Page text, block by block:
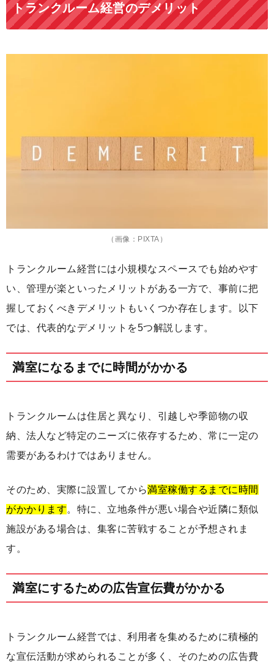
トランクルーム経営のデメリット
（画像：PIXTA）
トランクルーム経営には小規模なスペースでも始めやす
い、管理が楽といったメリットがある一方で、事前に把
握しておくべきデメリットもいくつか存在します。以下
では、代表的なデメリットを5つ解説します。
満室になるまでに時間がかかる
トランクルームは住居と異なり、引越しや季節物の収
納、法人など特定のニーズに依存するため、常に一定の
需要があるわけではありません。
そのため、実際に設置してから満室稼働するまでに時間
がかかります。特に、立地条件が悪い場合や近隣に類似
施設がある場合は、集客に苦戦することが予想されま
す。
満室にするための広告宣伝費がかかる
トランクルーム経営では、利用者を集めるために積極的
な宣伝活動が求められることが多く、そのための広告費